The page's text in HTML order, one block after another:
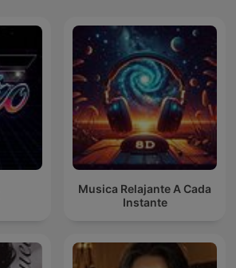
Musica Relajante A Cada
Instante